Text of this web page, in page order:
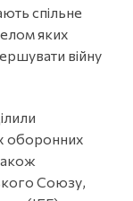
спільне
яких
війну
оборонних
Союзу,